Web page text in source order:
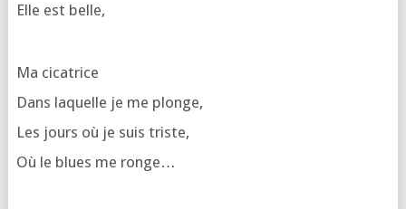
Elle est belle,
Ma cica­trice
Dans laquelle je me plonge,
Les jours où je suis triste,
Où le blues me ronge…